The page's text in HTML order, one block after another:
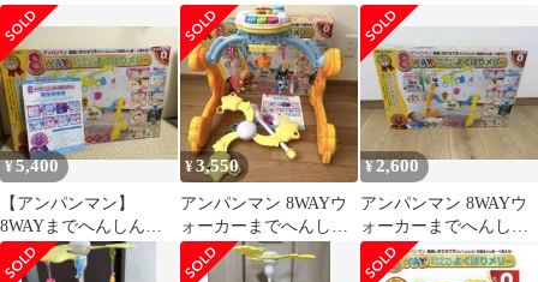
ん！よくばりメリー
万能 メリー
ん！よくばりメリー
¥5,400
【アンパンマン】
8WAYまでへんしん！
よくばりメリー 美品
¥3,550
アンパンマン 8WAYウ
ォーカーまでへんし
ん！よくばりメリー
¥2,600
アンパンマン 8WAYウ
ォーカーまでへんし
ん！よくばりメリー
（シール付）